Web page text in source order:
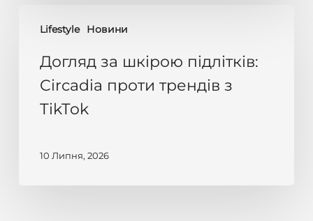
Lifestyle Новини
шкірою
Circadia
проти
Догляд за шкірою підлітків:
Circadia проти трендів з
TikTok
10 Липня, 2026